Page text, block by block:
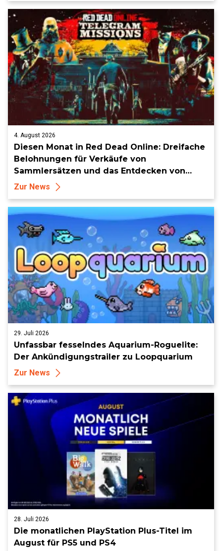
4. August 2026
Diesen Monat in Red Dead Online: Dreifache
Belohnungen für Verkäufe von
Sammlersätzen und das Entdecken von
Sammlerstücken, in Telegramm-Missionen
Zur News
29. Juli 2026
Unfassbar fesselndes Aquarium-Roguelite:
Der Ankündigungstrailer zu Loopquarium
Zur News
28. Juli 2026
Die monatlichen PlayStation Plus-Titel im
August für PS5 und PS4